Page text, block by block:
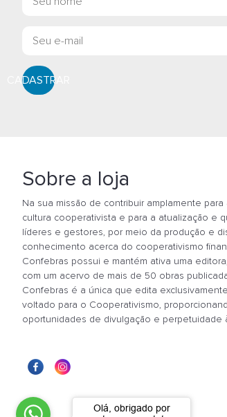
CADASTRAR
Sobre a loja
Na sua missão de contribuir amplamente para
cultura cooperativista e para a atualização e
líderes e gestores, por meio da produção e
conhecimento acerca do cooperativismo
Confebras possui e mantém ativa uma
com um acervo de mais de 50 obras
Confebras é a única que edita
voltado para o Cooperativismo,
oportunidades de divulgação e perpetuidade
Olá, obrigado por